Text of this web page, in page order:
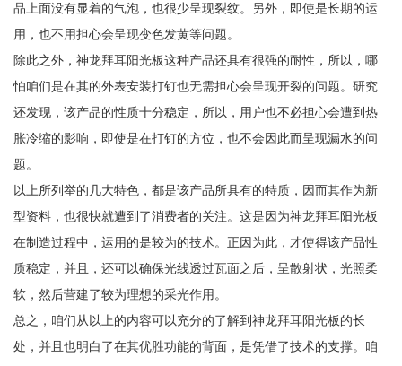
品上面没有显着的气泡，也很少呈现裂纹。另外，即使是长期的运
用，也不用担心会呈现变色发黄等问题。
除此之外，神龙拜耳阳光板这种产品还具有很强的耐性，所以，哪
怕咱们是在其的外表安装打钉也无需担心会呈现开裂的问题。研究
还发现，该产品的性质十分稳定，所以，用户也不必担心会遭到热
胀冷缩的影响，即使是在打钉的方位，也不会因此而呈现漏水的问
题。
以上所列举的几大特色，都是该产品所具有的特质，因而其作为新
型资料，也很快就遭到了消费者的关注。这是因为神龙拜耳阳光板
在制造过程中，运用的是较为的技术。正因为此，才使得该产品性
质稳定，并且，还可以确保光线透过瓦面之后，呈散射状，光照柔
软，然后营建了较为理想的采光作用。
总之，咱们从以上的内容可以充分的了解到神龙拜耳阳光板的长
处，并且也明白了在其优胜功能的背面，是凭借了技术的支撑。咱